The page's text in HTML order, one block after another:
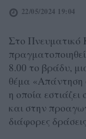
22/05/2024 19:04
Στο
8.00 το βράδυ,
θέμα «Απάντηση
η οποία
και στην
διάφορες